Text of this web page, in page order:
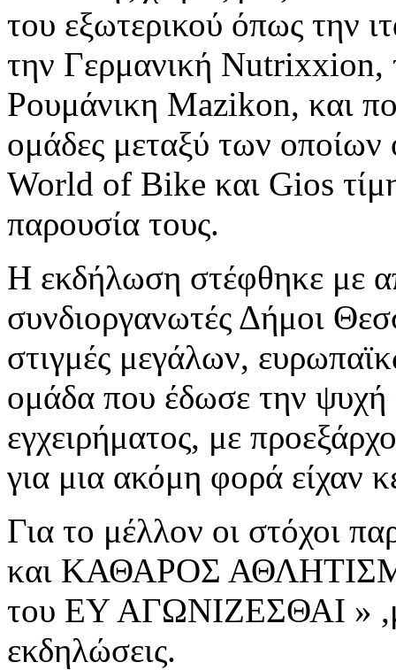
του εξωτερικού όπως την
την Γερμανική Nutrixxion,
Ρουμάνικη Mazikon, και
ομάδες μεταξύ των
World of Bike και Gios
παρουσία τους.
Η εκδήλωση στέφθηκε με
συνδιοργανωτές Δήμοι
στιγμές μεγάλων,
ομάδα που έδωσε την ψυχή
εγχειρήματος, με
για μια ακόμη φορά είχαν
Για το μέλλον οι στόχοι
και ΚΑΘΑΡΟΣ
του ΕΥ ΑΓΩΝΙΖΕΣΘΑΙ »
εκδηλώσεις.